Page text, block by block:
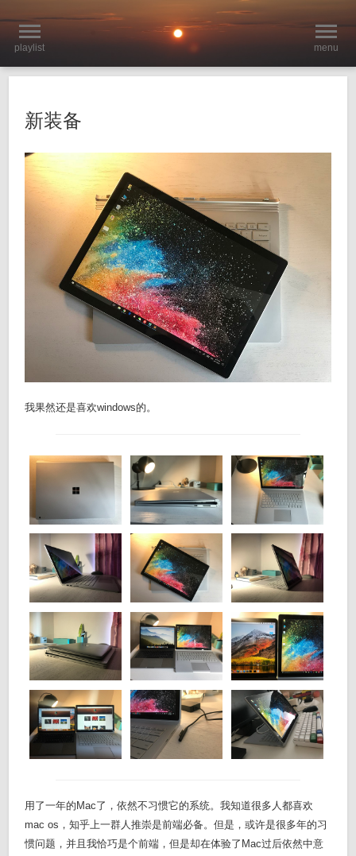
playlist menu
新装备
我果然还是喜欢windows的。
用了一年的Mac了，依然不习惯它的系统。我知道很多人都喜欢
mac os，知乎上一群人推崇是前端必备。但是，或许是很多年的习
惯问题，并且我恰巧是个前端，但是却在体验了Mac过后依然中意